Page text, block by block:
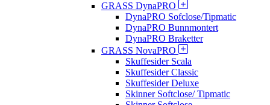
GRASS DynaPRO
DynaPRO Sofclose/Tipmatic
DynaPRO Bunnmontert
DynaPRO Braketter
GRASS NovaPRO
Skuffesider Scala
Skuffesider Classic
Skuffesider Deluxe
Skinner Softclose/ Tipmatic